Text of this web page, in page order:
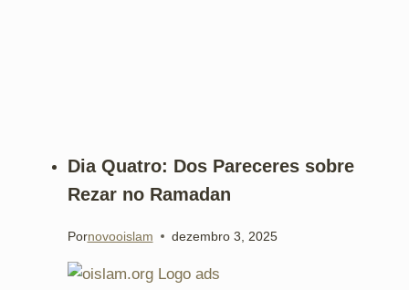
Dia Quatro: Dos Pareceres sobre
Rezar no Ramadan
Pornovooislam dezembro 3, 2025